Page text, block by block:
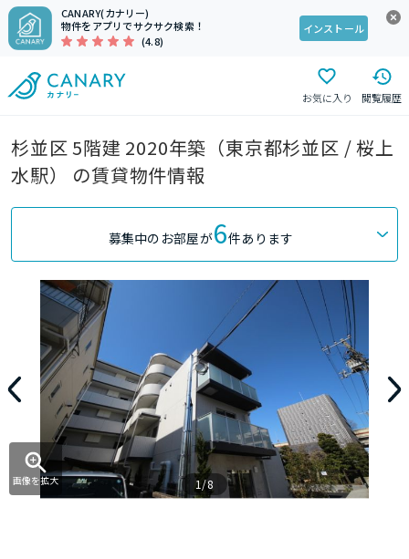
CANARY(カナリー)
物件をアプリでサクサク検索！
(4.8)
インストール
お気に入り 閲覧履歴
杉並区 5階建 2020年築（東京都杉並区 / 桜上
水駅） の賃貸物件情報
募集中のお部屋が6件あります
画像を拡大 1/8